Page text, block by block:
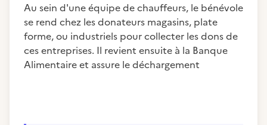
Au sein d'une équipe de chauffeurs, le bénévole
se rend chez les donateurs magasins, plate
forme, ou industriels pour collecter les dons de
ces entreprises. Il revient ensuite à la Banque
Alimentaire et assure le déchargement